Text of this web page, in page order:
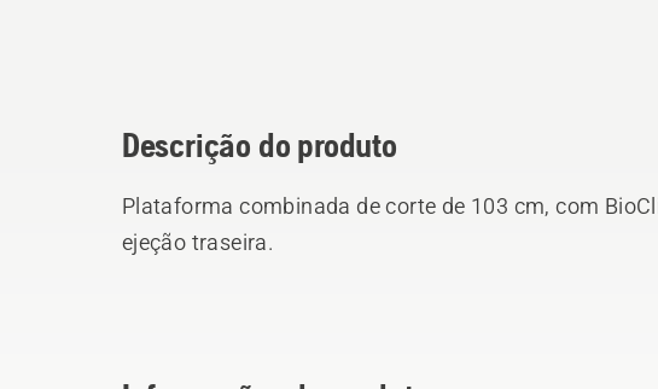
Descrição do produto
Plataforma combinada de corte de 103 cm, com
ejeção traseira.